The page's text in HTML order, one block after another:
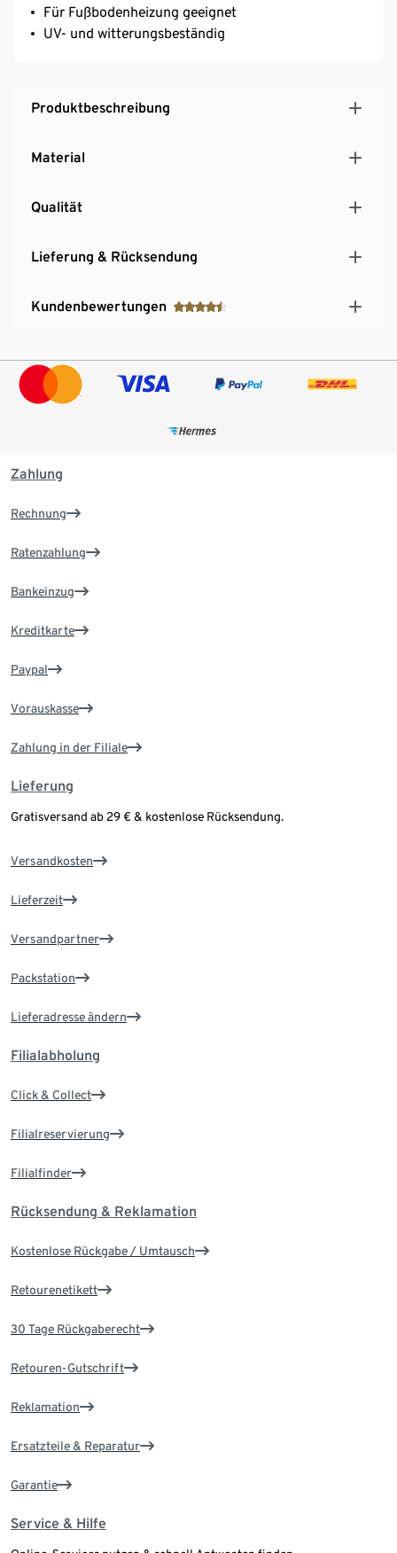
Für Fußbodenheizung geeignet
UV- und witterungsbeständig
Produktbeschreibung
Material
Qualität
Lieferung & Rücksendung
Kundenbewertungen
Zahlung
Rechnung
Ratenzahlung
Bankeinzug
Kreditkarte
Paypal
Vorauskasse
Zahlung in der Filiale
Lieferung
Gratisversand ab 29 € & kostenlose Rücksendung.
Versandkosten
Lieferzeit
Versandpartner
Packstation
Lieferadresse ändern
Filialabholung
Click & Collect
Filialreservierung
Filialfinder
Rücksendung & Reklamation
Kostenlose Rückgabe / Umtausch
Retourenetikett
30 Tage Rückgaberecht
Retouren-Gutschrift
Reklamation
Ersatzteile & Reparatur
Garantie
Service & Hilfe